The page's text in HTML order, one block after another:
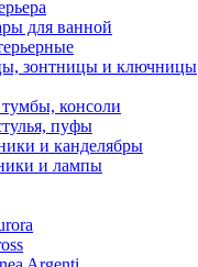
для ванной
зонтницы и ключницы
консоли
пуфы
и канделябры
и лампы